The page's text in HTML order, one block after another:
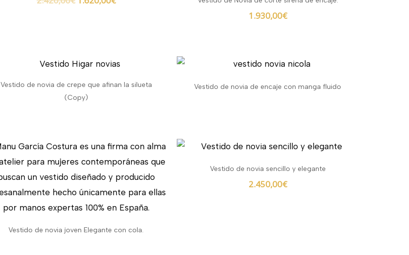
2.420,00€.1.620,00€.
1.930,00€
Vestido de novia de crepe que afinan la silueta
(Copy)
Vestido de novia de encaje con manga fluido
Vestido de novia joven Elegante con cola.
Vestido de novia sencillo y elegante
2.450,00€